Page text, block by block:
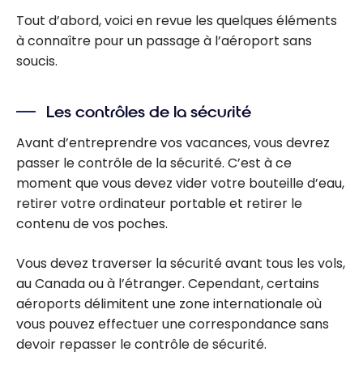
Trudeau
Tout d’abord, voici en revue les quelques éléments
à connaître pour un passage à l’aéroport sans
soucis.
Les contrôles de la sécurité
Avant d’entreprendre vos vacances, vous devrez
passer le contrôle de la sécurité. C’est à ce
moment que vous devez vider votre bouteille d’eau,
retirer votre ordinateur portable et retirer le
contenu de vos poches.
Vous devez traverser la sécurité avant tous les vols,
au Canada ou à l’étranger. Cependant, certains
aéroports délimitent une zone internationale où
vous pouvez effectuer une correspondance sans
devoir repasser le contrôle de sécurité.